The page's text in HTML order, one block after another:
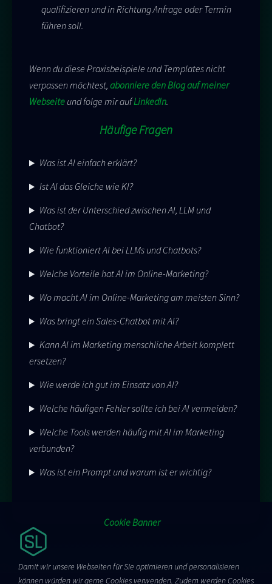
Cookie Banner
Damit wir unsere Webseiten für Sie optimieren und personalisieren
können würden wir gerne Cookies verwenden. Zudem werden Cookies
qualifizieren und in Richtung Anfrage oder Termin
führen soll.
Wenn du diese Praxisbeispiele und Templates nicht
verpassen möchtest, abonniere den Blog auf meiner
Webseite und folge mir aufLinkedIn.
Häufige Fragen
Was ist AI einfach erklärt?
Ist AI das Gleiche wie KI?
Was ist der Unterschied zwischen AI, LLM und
Chatbot?
Wie funktioniert AI bei LLMs und Chatbots?
Welche Vorteile hat AI im Online-Marketing?
Wo macht AI im Online-Marketing am meisten Sinn?
Was bringt ein Sales-Chatbot mit AI?
Kann AI im Marketing menschliche Arbeit komplett
ersetzen?
Wie werde ich gut im Einsatz von AI?
Welche häufigen Fehler sollte ich bei AI vermeiden?
Welche Tools werden häufig mit AI im Marketing
verbunden?
Was ist ein Prompt und warum ist er wichtig?